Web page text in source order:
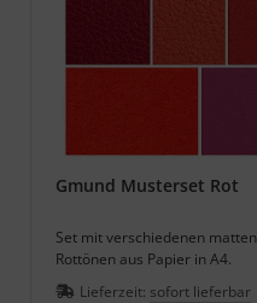
Gmund Musterset Rot
Set mit verschiedenen matten
Rottönen aus Papier in A4.
Lieferzeit: sofort lieferbar